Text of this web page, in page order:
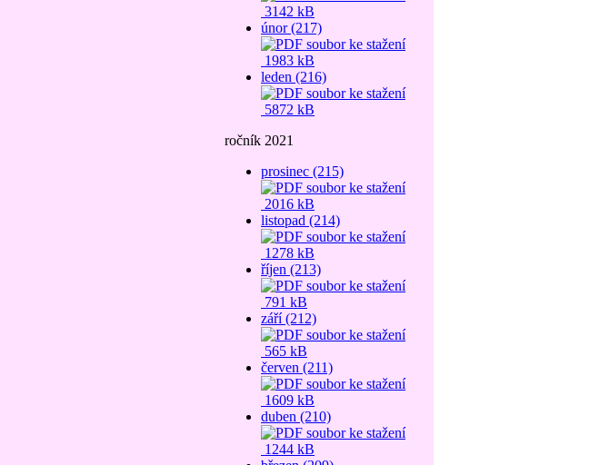
3142 kB
únor (217)
1983 kB
leden (216)
5872 kB
ročník 2021
prosinec (215)
2016 kB
listopad (214)
1278 kB
říjen (213)
791 kB
září (212)
565 kB
červen (211)
1609 kB
duben (210)
1244 kB